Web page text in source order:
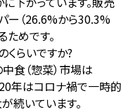
ー（26.6%から30.3%
めです。
くらいですか?
食（惣菜）市場は
年はコロナ禍で一時的
続いています。